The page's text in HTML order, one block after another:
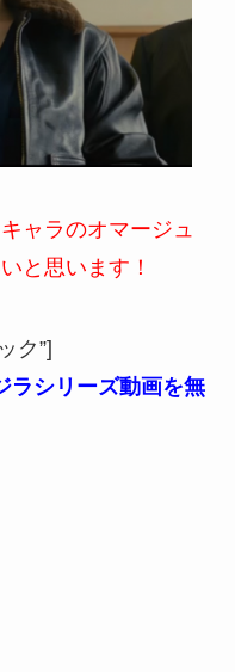
ャラのオマージュ
と思います！
ク”]
ラシリーズ動画を無